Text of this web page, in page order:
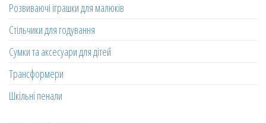
Розвиваючі іграшки для малюків
Стільчики для годування
Сумки та аксесуари для дітей
Трансформери
Шкільні пенали